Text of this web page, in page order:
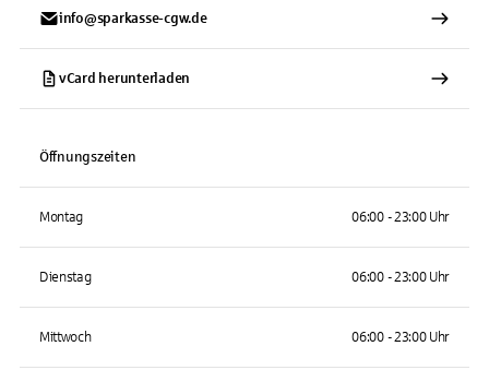
info@sparkasse-cgw.de
vCard herunterladen
Öffnungszeiten
Montag 06:00 - 23:00 Uhr
Dienstag 06:00 - 23:00 Uhr
Mittwoch 06:00 - 23:00 Uhr